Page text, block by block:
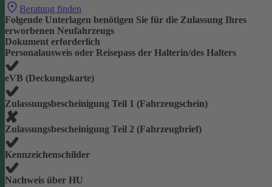
Beratung finden
Folgende Unterlagen benötigen Sie für die Zulassung Ihres
erworbenen Neufahrzeugs
Dokument erforderlich
Personalausweis oder Reisepass der Halterin/des Halters
eVB (Deckungskarte)
Zulassungsbescheinigung Teil 1 (Fahrzeugschein)
Zulassungsbescheinigung Teil 2 (Fahrzeugbrief)
Kennzeichenschilder
Nachweis über HU